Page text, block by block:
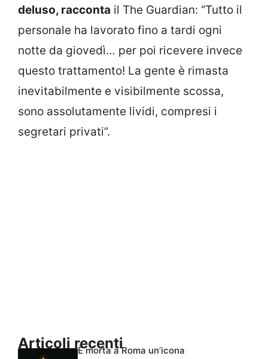
deluso, racconta il The Guardian: “Tutto il
personale ha lavorato fino a tardi ogni
notte da giovedì… per poi ricevere invece
questo trattamento! La gente è rimasta
inevitabilmente e visibilmente scossa,
sono assolutamente lividi, compresi i
segretari privati”.
Articoli recentiÈ morta a Roma un’icona